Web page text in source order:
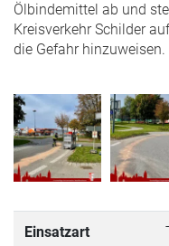
Ölbindemittel ab und
Kreisverkehr Schilder
die Gefahr hinzuweisen.
Einsatzart